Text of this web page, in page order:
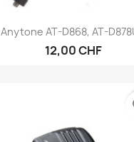
Anteprima
Anytone AT-D868, AT-
12,00 CHF